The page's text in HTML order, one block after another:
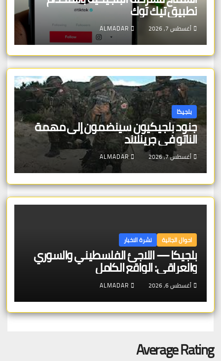
تطبيق تيك توك
أغسطس 7, 2026 ALMADAR
بلجيكا
جنود بلجيكيون سينضمون إلى مهمة
الناتو في جرينلاند
أغسطس 7, 2026 ALMADAR
احوال الجالية نشرة الاخبار
بلجيكا — اللاجئ الفلسطيني والسوري
والعراقي: الواقع الكامل
أغسطس 6, 2026 ALMADAR
Average Rating